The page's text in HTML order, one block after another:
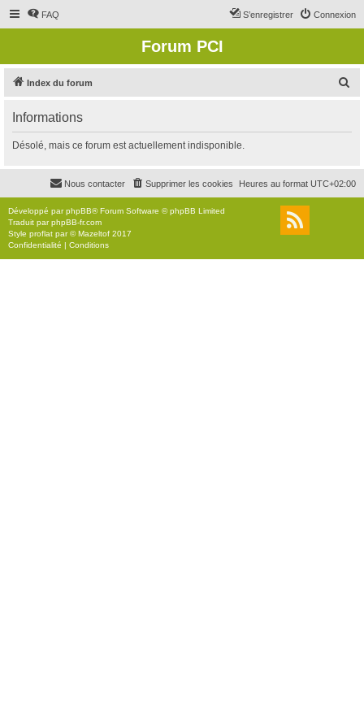
FAQ Connexion
S’enregistrer
Forum PCI
Index du forum
r
c
r
Informations
Désolé, mais ce forum est actuellement indisponible.
Heures au format UTC+02:00
Supprimer les cookies
Nous contacter
Développé parphpBB® Forum Software © phpBB Limited
Traduit parphpBB-fr.com
Style proflat par ©Mazeltof 2017
Confidentialité | Conditions